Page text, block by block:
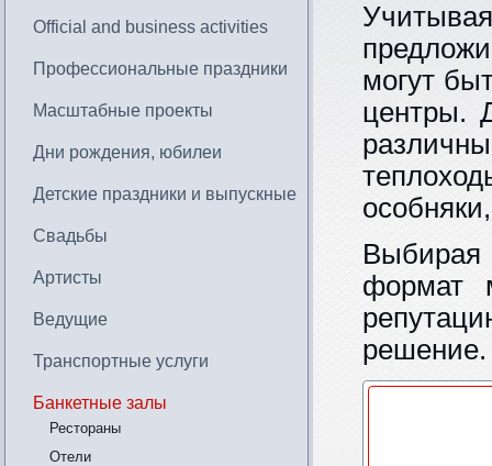
Official and business activities
Профессиональные праздники
Масштабные проекты
Дни рождения, юбилеи
Детские праздники и выпускные
Свадьбы
Артисты
Ведущие
Транспортные услуги
Банкетные залы
Рестораны
Отели
могут
центры.
формат
решение.